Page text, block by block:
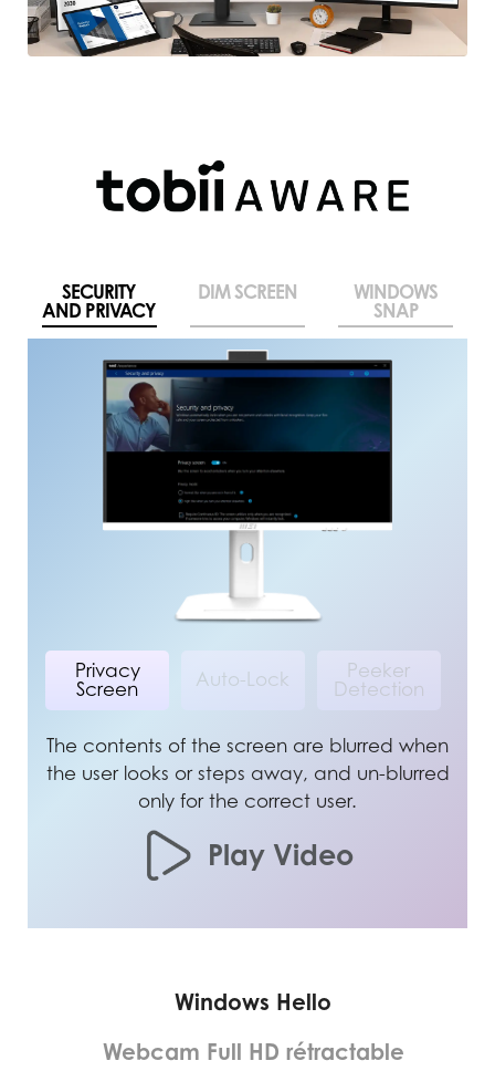
SECURITY
AND PRIVACY
DIM SCREEN
WINDOWS
SNAP
Privacy
Screen
Auto-Lock
Peeker
Detection
The contents of the screen are blurred when
the user looks or steps away, and un-blurred
only for the correct user.
Play Video
Windows Hello
Webcam Full HD rétractable